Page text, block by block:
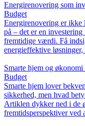
Energirenovering som
Budget
Energirenovering er ikke
på – det er en
fremtidige værdi. Få
energieffektive
Smarte hjem og
Budget
Smarte hjem lover
sikkerhed, men hvad
Artiklen dykker ned i de
fremtidsperspektiver ved